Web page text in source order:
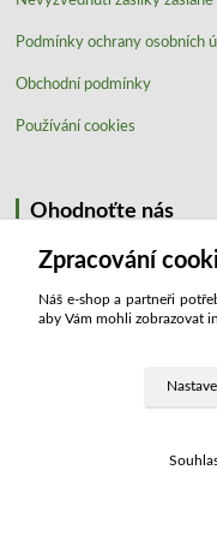
Podmínky ochrany osobních
Obchodní podmínky
Používání cookies
Ohodnoťte nás
Zpracování
Náš e-shop a partneři
aby Vám mohli zobrazovat